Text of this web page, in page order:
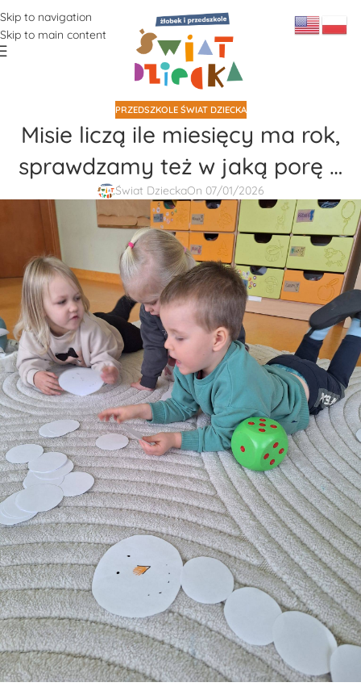
Skip to navigation
Skip to main content
PRZEDSZKOLE ŚWIAT DZIECKA
Misie liczą ile miesięcy ma rok,
sprawdzamy też w jaką porę …
Świat DzieckaOn 07/01/2026